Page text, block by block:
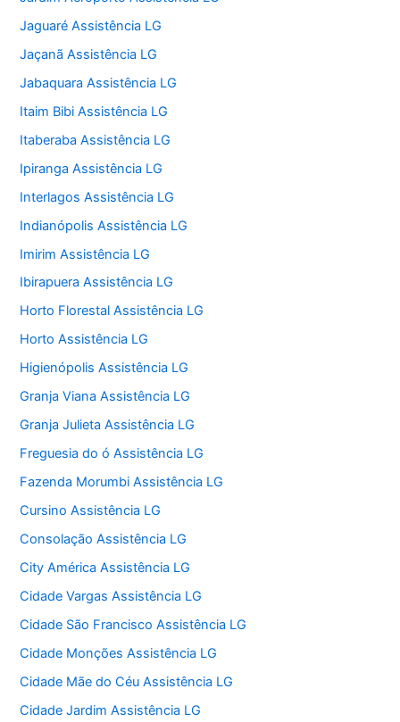
Jaguaré Assistência LG
Jaçanã Assistência LG
Jabaquara Assistência LG
Itaim Bibi Assistência LG
Itaberaba Assistência LG
Ipiranga Assistência LG
Interlagos Assistência LG
Indianópolis Assistência LG
Imirim Assistência LG
Ibirapuera Assistência LG
Horto Florestal Assistência LG
Horto Assistência LG
Higienópolis Assistência LG
Granja Viana Assistência LG
Granja Julieta Assistência LG
Freguesia do ó Assistência LG
Fazenda Morumbi Assistência LG
Cursino Assistência LG
Consolação Assistência LG
City América Assistência LG
Cidade Vargas Assistência LG
Cidade São Francisco Assistência LG
Cidade Monções Assistência LG
Cidade Mãe do Céu Assistência LG
Cidade Jardim Assistência LG